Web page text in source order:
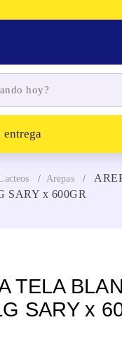
4104
entrega
Arepas
SARY x 600GR
TELA
SARY x